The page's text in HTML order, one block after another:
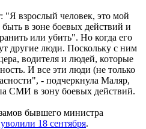
"Я взрослый человек, это мой
в зоне боевых действий и
или убить". Но когда его
другие люди. Поскольку с ним
водителя и людей, которые
И все эти люди (не только
- подчеркнула Маляр,
СМИ в зону боевых действий.
бывшего министра
уволили 18 сентября.